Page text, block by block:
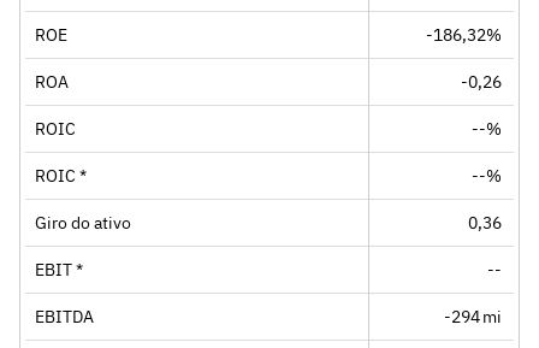
ROE -186,32%
ROA -0,26
ROIC --%
ROIC * --%
Giro do ativo 0,36
EBIT * --
EBITDA -294 mi